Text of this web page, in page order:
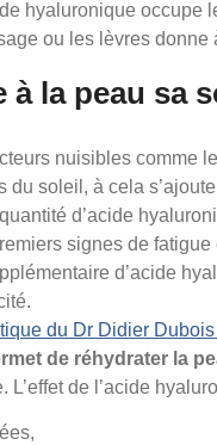
hyaluronique
ou les lèvres
à la peau sa
nuisibles comme
du soleil, à cela
d’acide
signes de
d’acide
du Dr Didier
de réhydrater la
L’effet de l’acide